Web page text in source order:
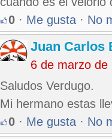
0 · Me gusta · No
Juan Carlos
6 de marzo de
Saludos Verdugo.
Mi hermano estas
0 · Me gusta · No